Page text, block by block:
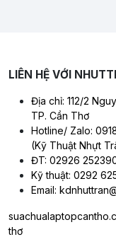
Kỹ thuật
LIÊN HỆ VỚI
Địa chỉ: 112/2
TP. Cần Thơ
Hotline/ Zalo:
(Kỹ Thuật Nhựt
ĐT: 02926
Kỹ thuật: 0292
Email:
thơ